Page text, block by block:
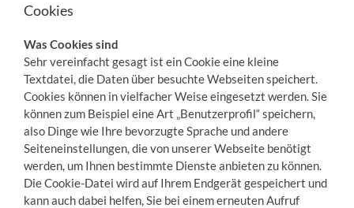
Cookies
Was Cookies sind
Sehr vereinfacht gesagt ist ein Cookie eine kleine
Textdatei, die Daten über besuchte Webseiten speichert.
Cookies können in vielfacher Weise eingesetzt werden. Sie
können zum Beispiel eine Art „Benutzerprofil“ speichern,
also Dinge wie Ihre bevorzugte Sprache und andere
Seiteneinstellungen, die von unserer Webseite benötigt
werden, um Ihnen bestimmte Dienste anbieten zu können.
Die Cookie-Datei wird auf Ihrem Endgerät gespeichert und
kann auch dabei helfen, Sie bei einem erneuten Aufruf